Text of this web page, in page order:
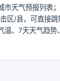
市天气预报列表
区/县，可直接
温、7天天气趋势